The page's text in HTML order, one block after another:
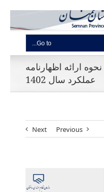
Go to...
ارائه اظهارنامه
عملکرد سال 1402
Previous
Next